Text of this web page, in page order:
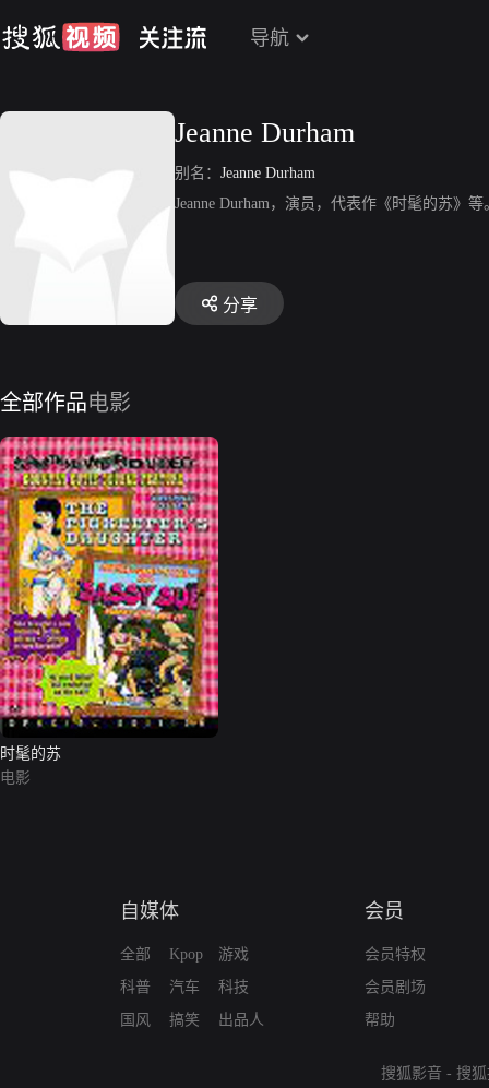
导航
Jeanne Durham
别名： Jeanne Durham
Jeanne Durham，演员，代表作《时髦的苏》等
分享
全部作品电影
时髦的苏
电影
自媒体
全部
科普
国风
Kpop
汽车
搞笑
游戏
科技
出品人
会员
会员特权
会员剧场
帮助
搜狐影音 - 搜